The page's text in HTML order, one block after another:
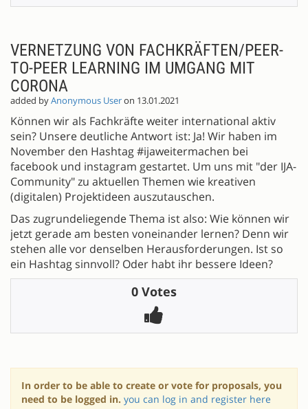
VERNETZUNG VON FACHKRÄFTEN/PEER-
TO-PEER LEARNING IM UMGANG MIT
CORONA
added byAnonymous Useron 13.01.2021
Können wir als Fachkräfte weiter international aktiv
sein? Unsere deutliche Antwort ist: Ja! Wir haben im
November den Hashtag #ijaweitermachen bei
facebook und instagram gestartet. Um uns mit "der IJA-
Community" zu aktuellen Themen wie kreativen
(digitalen) Projektideen auszutauschen.
Das zugrundeliegende Thema ist also: Wie können wir
jetzt gerade am besten voneinander lernen? Denn wir
stehen alle vor denselben Herausforderungen. Ist so
ein Hashtag sinnvoll? Oder habt ihr bessere Ideen?
0 Votes
In order to be able to create or vote for proposals, you
need to be logged in. you can log in and register here